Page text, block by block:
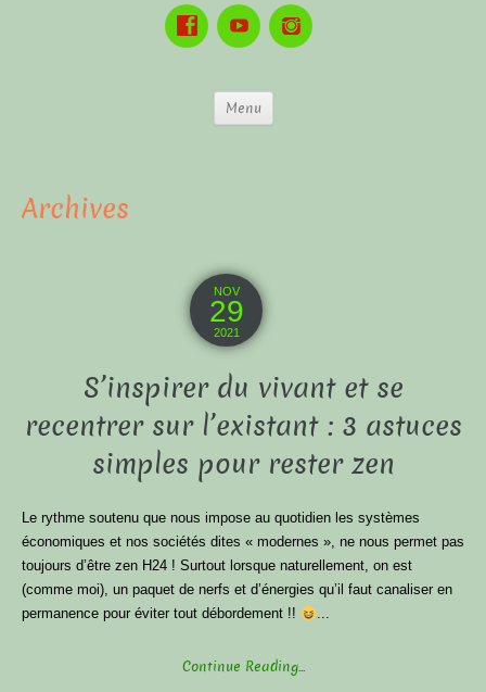
Menu
Archives
NOV
29
2021
S’inspirer du vivant et se
recentrer sur l’existant : 3 astuces
simples pour rester zen
Le rythme soutenu que nous impose au quotidien les systèmes
économiques et nos sociétés dites « modernes », ne nous permet pas
toujours d’être zen H24 ! Surtout lorsque naturellement, on est
(comme moi), un paquet de nerfs et d’énergies qu’il faut canaliser en
permanence pour éviter tout débordement !!
...
Continue Reading...